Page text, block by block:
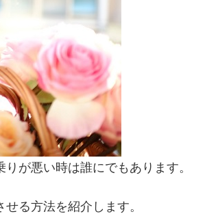
が悪い時は誰にでもあります。
る方法を紹介します。